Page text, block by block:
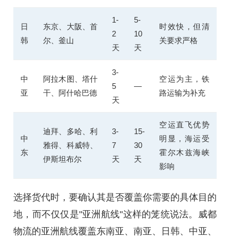
日
韩
东京、大阪、首
尔、釜山
1-
2
天
5-
10
天
时效快，但清
关要求严格
中
亚
阿拉木图、塔什
干、阿什哈巴德
3-
5
天
—
空运为主，铁
路运输为补充
中
东
迪拜、多哈、利
雅得、科威特、
伊斯坦布尔
3-
7
天
15-
30
天
空运直飞优势
明显，海运受
霍尔木兹海峡
影响
选择货代时，要确认其是否覆盖你需要的具体目的
地，而不仅仅是"亚洲航线"这样的笼统说法。威都
物流的亚洲航线覆盖东南亚、南亚、日韩、中亚、